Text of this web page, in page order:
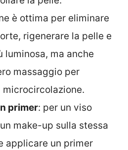
è ottima per eliminare
rigenerare la pelle e
luminosa, ma anche
massaggio per
primer: per un viso
make-up sulla stessa
applicare un primer